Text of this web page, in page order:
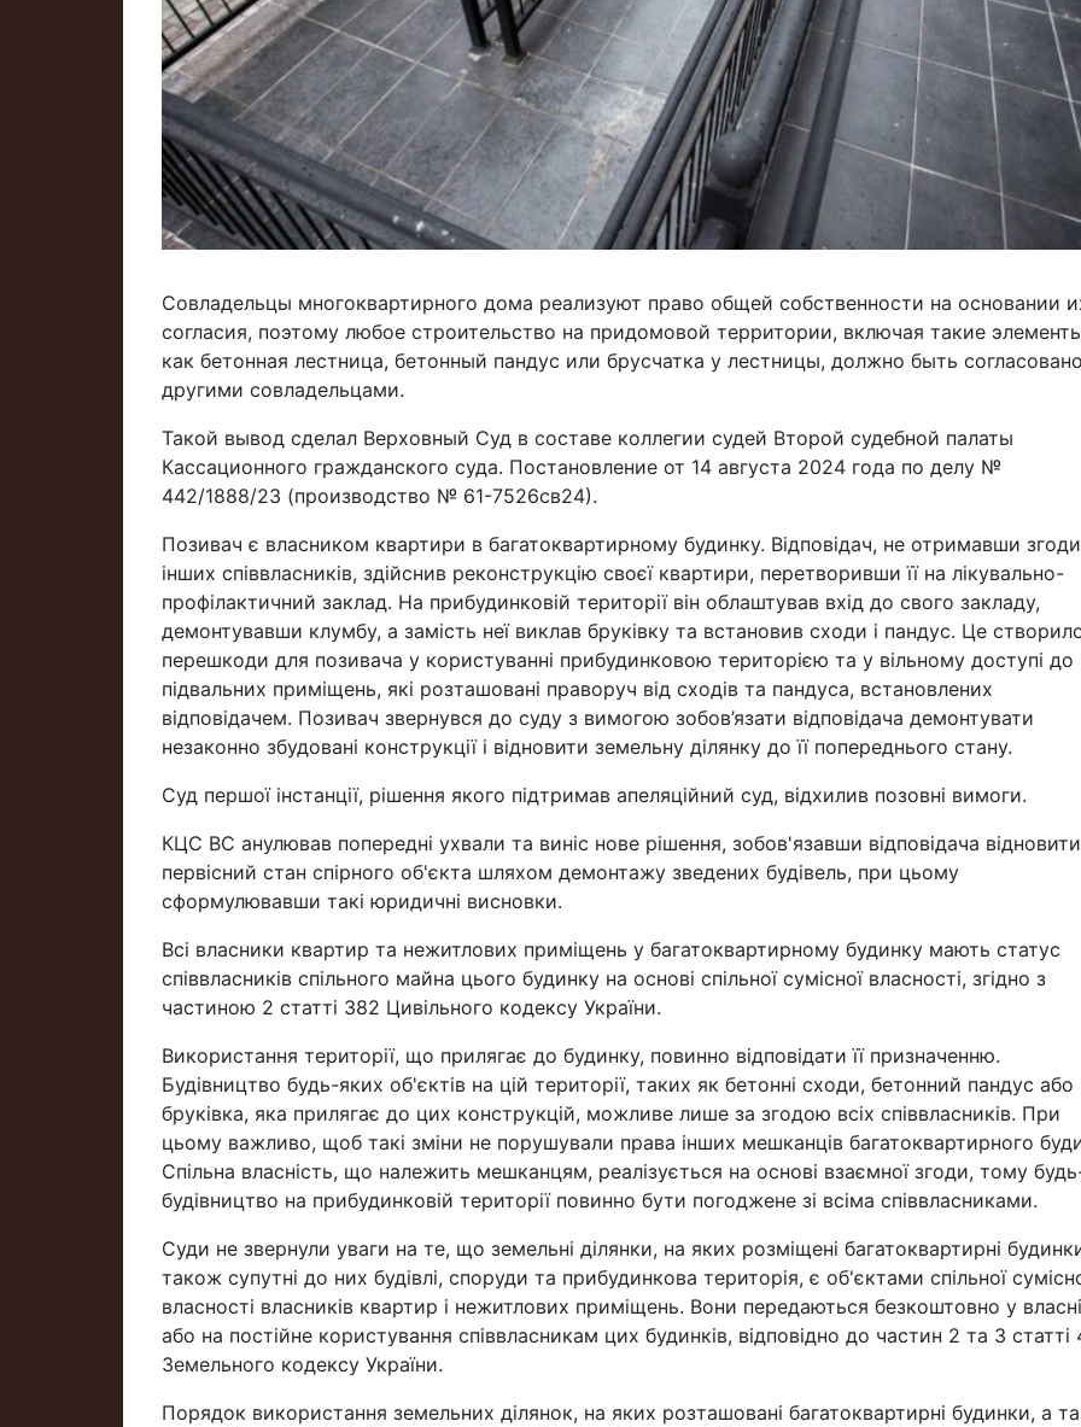
Совладельцы многоквартирного дома реализуют право общей собственности на основании
согласия, поэтому любое строительство на придомовой территории, включая такие
как бетонная лестница, бетонный пандус или брусчатка у лестницы, должно быть
другими совладельцами.
Такой вывод сделал Верховный Суд в составе коллегии судей Второй судебной палаты
Кассационного гражданского суда. Постановление от 14 августа 2024 года по делу №
442/1888/23 (производство № 61-7526св24).
Позивач є власником квартири в багатоквартирному будинку. Відповідач, не отримавши згоди
інших співвласників, здійснив реконструкцію своєї квартири, перетворивши її на лікувально-
профілактичний заклад. На прибудинковій території він облаштував вхід до свого закладу,
демонтувавши клумбу, а замість неї виклав бруківку та встановив сходи і пандус. Це
перешкоди для позивача у користуванні прибудинковою територією та у вільному доступі до
підвальних приміщень, які розташовані праворуч від сходів та пандуса, встановлених
відповідачем. Позивач звернувся до суду з вимогою зобов’язати відповідача демонтувати
незаконно збудовані конструкції і відновити земельну ділянку до її попереднього стану.
Суд першої інстанції, рішення якого підтримав апеляційний суд, відхилив позовні вимоги.
КЦС ВС анулював попередні ухвали та виніс нове рішення, зобов'язавши відповідача відновити
первісний стан спірного об'єкта шляхом демонтажу зведених будівель, при цьому
сформулювавши такі юридичні висновки.
Всі власники квартир та нежитлових приміщень у багатоквартирному будинку мають статус
співвласників спільного майна цього будинку на основі спільної сумісної власності, згідно з
частиною 2 статті 382 Цивільного кодексу України.
Використання території, що прилягає до будинку, повинно відповідати її призначенню.
Будівництво будь-яких об'єктів на цій території, таких як бетонні сходи, бетонний пандус або
бруківка, яка прилягає до цих конструкцій, можливе лише за згодою всіх співвласників. При
цьому важливо, щоб такі зміни не порушували права інших мешканців багатоквартирного
Спільна власність, що належить мешканцям, реалізується на основі взаємної згоди, тому
будівництво на прибудинковій території повинно бути погоджене зі всіма співвласниками.
Суди не звернули уваги на те, що земельні ділянки, на яких розміщені багатоквартирні
також супутні до них будівлі, споруди та прибудинкова територія, є об'єктами спільної
власності власників квартир і нежитлових приміщень. Вони передаються безкоштовно у
або на постійне користування співвласникам цих будинків, відповідно до частин 2 та 3 статті
Земельного кодексу України.
Порядок використання земельних ділянок, на яких розташовані багатоквартирні будинки, а